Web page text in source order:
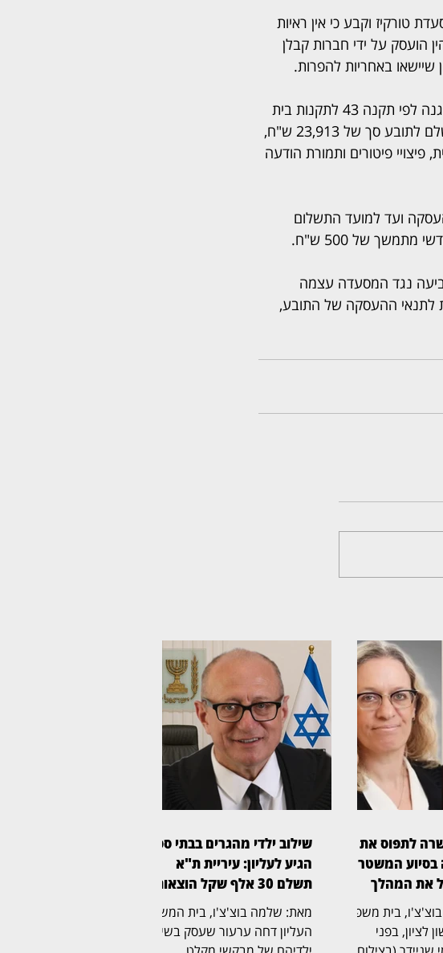
טורקיז וקבע כי אין ראיות
הועסק על ידי חברות קבלן
שיישאו באחריות להפרות.
משלא הוגשו כתבי הגנה מטעם שתי החברות, ניתן נגדן פסק דין בהעדר הגנה לפי תקנה 43 לתקנות בית
הדין לעבודה. השופטת סגל חייבה את הנתבעות 2 ו-3, במשותף ולחוד, לשלם לתובע סך של 23,913 ש"ח,
פיצויי פיטורים ותמורת הודעה
ועד למועד התשלום
נגד המסעדה עצמה
לתנאי ההעסקה של התובע,
לתפוס את
בסיוע המשטרה,
את המהלך
מאת: שלמה בוצ'צ'ו, בית משפט
לציון, בפני
שילוב ילדי מהגרים בבתי ספר
הגיע לעליון: עיריית ת"א
תשלם 30 אלף שקל הוצאות
מאת: שלמה בוצ'צ'ו, בית המשפט
העליון דחה ערעור שעסק בשילוב